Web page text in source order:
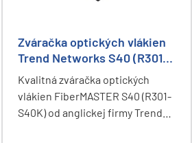
Zváračka optických vlákien
Trend Networks S40 (R301-
S40K)
Kvalitná zváračka optických
vlákien FiberMASTER S40 (R301-
S40K) od anglickej firmy Trend